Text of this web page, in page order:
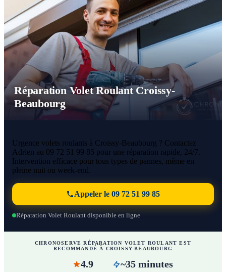
Réparation Volet Roulant Croissy-
Beaubourg
Urgence volets roulants à Croissy-Beaubourg ? Contactez
Adrien au 09 72 51 99 85 pour une réparation rapide, 24/7.
Intervention efficace pour tous types de pannes, même en
pleine nuit ou week-end.
Appeler le 09 72 51 99 85
Réparation Volet Roulant disponible en ligne
CHRONOSERVE RÉPARATION VOLET ROULANT EST
RECOMMANDÉ À CROISSY-BEAUBOURG
4.9 ~35 minutes